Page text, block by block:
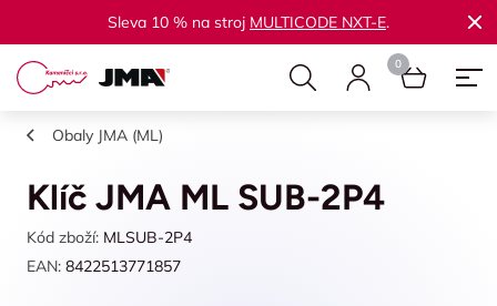
Sleva 10 % na stroj MULTICODE NXT-E.
Obaly JMA (ML)
Klíč JMA ML SUB-2P4
Kód zboží: MLSUB-2P4
EAN: 8422513771857